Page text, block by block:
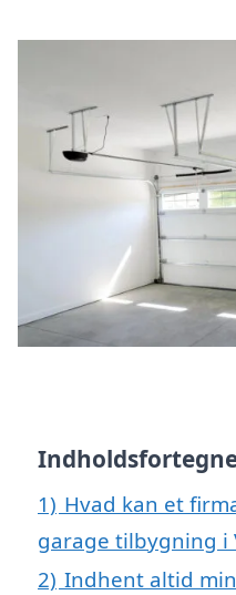
1) Hvad kan et
garage tilbygning i
2) Indhent altid